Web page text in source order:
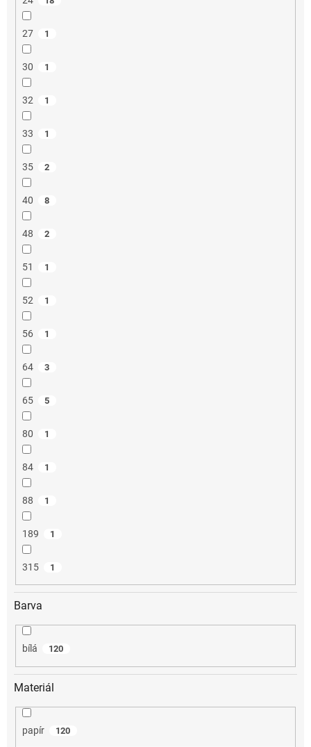
27 1
30 1
32 1
33 1
35 2
40 8
48 2
51 1
52 1
56 1
64 3
65 5
80 1
84 1
88 1
189 1
315 1
Barva
bílá 120
Materiál
papír 120